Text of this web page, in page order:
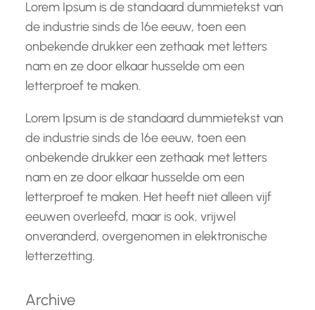
Lorem Ipsum is de standaard dummietekst van
de industrie sinds de 16e eeuw, toen een
onbekende drukker een zethaak met letters
nam en ze door elkaar husselde om een
letterproef te maken.
Lorem Ipsum is de standaard dummietekst van
de industrie sinds de 16e eeuw, toen een
onbekende drukker een zethaak met letters
nam en ze door elkaar husselde om een
letterproef te maken. Het heeft niet alleen vijf
eeuwen overleefd, maar is ook, vrijwel
onveranderd, overgenomen in elektronische
letterzetting.
Archive